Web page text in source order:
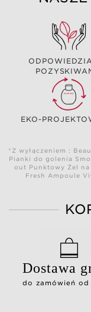
EKO-
*Z wyłączeniem :
Pianki do golenia
out Punktowy Żel
Fresh Ampoule
Dostawa
do zamówień od